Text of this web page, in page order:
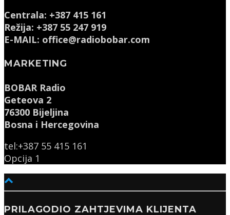
Centrala: +387 415 161
Režija: +387 55 247 919
E-MAIL: office@radiobobar.com
MARKETING
BOBAR Radio
Geteova 2
76300 Bijeljina
Bosna i Hercegovina
tel:+387 55 415 161
Opcija 1
PRILAGODIO ZAHTJEVIMA KLIJENTA